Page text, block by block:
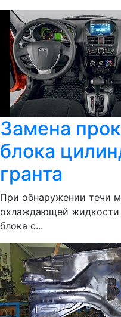
Замена
блока
гранта
При обнаружении течи
охлаждающей жидкости
блока с...